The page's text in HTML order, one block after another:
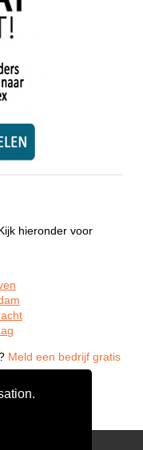
hieronder voor
Meld een bedrijf gratis